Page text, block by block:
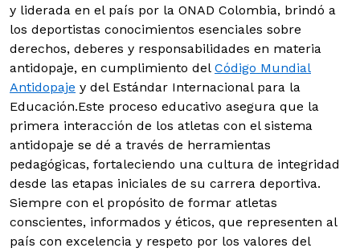
y liderada en el país por la ONAD Colombia, brindó a
los deportistas conocimientos esenciales sobre
derechos, deberes y responsabilidades en materia
antidopaje, en cumplimiento del Código Mundial
Antidopaje y del Estándar Internacional para la
Educación.Este proceso educativo asegura que la
primera interacción de los atletas con el sistema
antidopaje se dé a través de herramientas
pedagógicas, fortaleciendo una cultura de integridad
desde las etapas iniciales de su carrera deportiva.
Siempre con el propósito de formar atletas
conscientes, informados y éticos, que representen al
país con excelencia y respeto por los valores del